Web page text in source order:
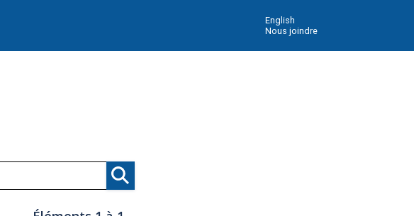
English
Nous joindre
Recherche